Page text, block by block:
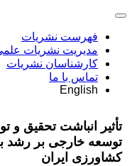
فهرست نشریات
مدیریت نشریات
کارشناسان نشریات
تماس با ما
English
تأثیر انباشت تحقیق
توسعه خارجی بر رشد
کشاورزی ایران